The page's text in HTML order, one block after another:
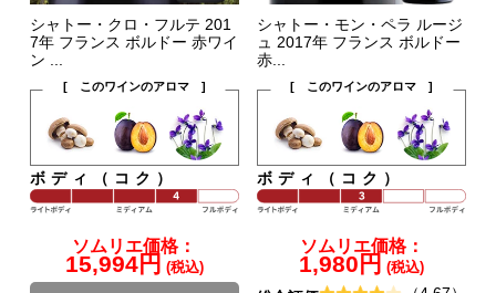
シャトー・クロ・フルテ 201
7年 フランス ボルドー 赤ワイ
ン ...
[ このワインのアロマ ]
ボディ（コク）
ソムリエ価格：
15,994円 (税込)
シャトー・モン・ペラ ルージ
ュ 2017年 フランス ボルドー
赤...
[ このワインのアロマ ]
ボディ（コク）
ソムリエ価格：
1,980円 (税込)